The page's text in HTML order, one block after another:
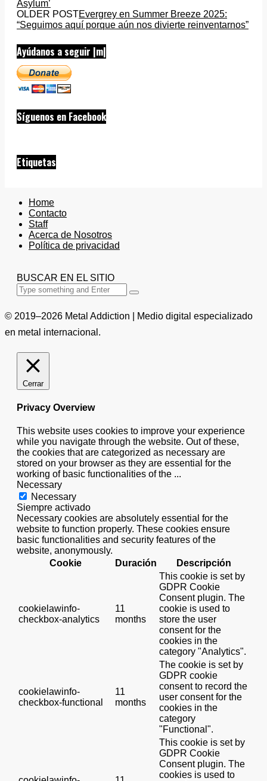
Asylum’
OLDER POSTEvergrey en Summer Breeze 2025:
“Seguimos aquí porque aún nos divierte reinventarnos”
Ayúdanos a seguir |m|
Síguenos en Facebook
Etiquetas
Home
Contacto
Staff
Acerca de Nosotros
Política de privacidad
BUSCAR EN EL SITIO
© 2019–2026 Metal Addiction | Medio digital especializado
en metal internacional.
Cerrar
Privacy Overview
This website uses cookies to improve your experience
while you navigate through the website. Out of these,
the cookies that are categorized as necessary are
stored on your browser as they are essential for the
working of basic functionalities of the ...
Necessary
Necessary
Siempre activado
Necessary cookies are absolutely essential for the
website to function properly. These cookies ensure
basic functionalities and security features of the
website, anonymously.
Cookie
Duración Descripción
cookielawinfo-
checkbox-analytics
11
months
This cookie is set by
GDPR Cookie
Consent plugin. The
cookie is used to
store the user
consent for the
cookies in the
category "Analytics".
cookielawinfo-
checkbox-functional
11
months
The cookie is set by
GDPR cookie
consent to record the
user consent for the
cookies in the
category
"Functional".
This cookie is set by
GDPR Cookie
Consent plugin. The
cookies is used to